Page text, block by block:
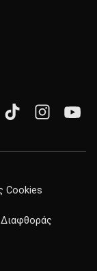
Cookies
Διαφθοράς